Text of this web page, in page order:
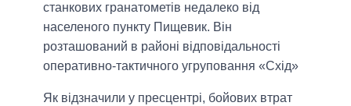
станкових гранатометів недалеко від
населеного пункту Пищевик. Він
розташований в районі відповідальності
оперативно-тактичного угруповання «Схід»
Як відзначили у пресцентрі, бойових втрат